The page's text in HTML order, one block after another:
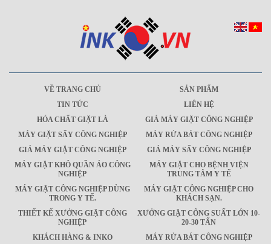
VỀ TRANG CHỦ
SẢN PHẨM
TIN TỨC
LIÊN HỆ
HÓA CHẤT GIẶT LÀ
GIÁ MÁY GIẶT CÔNG NGHIỆP
MÁY GIẶT SẤY CÔNG NGHIỆP
MÁY RỬA BÁT CÔNG NGHIỆP
GIÁ MÁY GIẶT CÔNG NGHIỆP
GIÁ MÁY SẤY CÔNG NGHIỆP
MÁY GIẶT KHÔ QUẦN ÁO CÔNG
NGHIỆP
MÁY GIẶT CHO BỆNH VIỆN
TRUNG TÂM Y TẾ
MÁY GIẶT CÔNG NGHIỆP DÙNG
TRONG Y TẾ.
MÁY GIẶT CÔNG NGHIỆP CHO
KHÁCH SẠN.
THIẾT KẾ XƯỞNG GIẶT CÔNG
NGHIỆP
XƯỞNG GIẶT CÔNG SUẤT LỚN 10-
20-30 TẤN
KHÁCH HÀNG & INKO
MÁY RỬA BÁT CÔNG NGHIỆP